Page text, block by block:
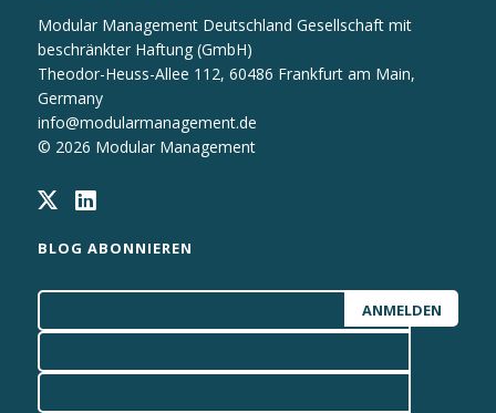
Modular Management Deutschland Gesellschaft mit
beschränkter Haftung (GmbH)
Theodor-Heuss-Allee 112, 60486 Frankfurt am Main,
Germany
info@modularmanagement.de
© 2026 Modular Management
BLOG ABONNIEREN